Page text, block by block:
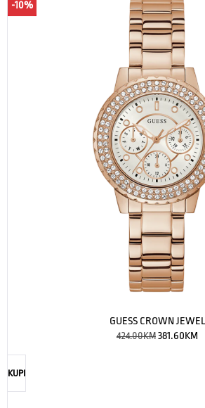
-10%
GUESS CROWN JEWEL
424.00KM381.60KM
KUPI